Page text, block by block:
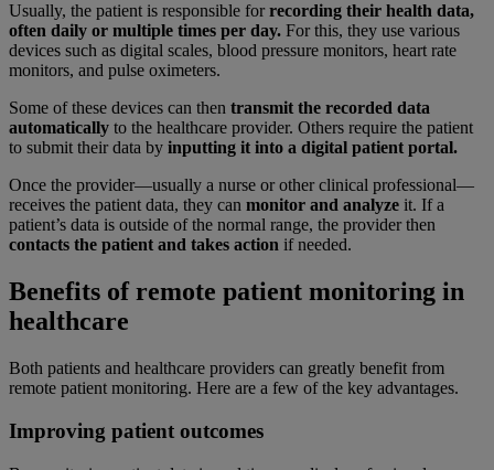
Usually, the patient is responsible forrecording their health data,
often daily or multiple times per day. For this, they use various
devices such as digital scales, blood pressure monitors, heart rate
monitors, and pulse oximeters.
Some of these devices can then transmit the recorded data
automatically to the healthcare provider. Others require the patient
to submit their data by inputting it into a digital patient portal.
Once the provider—usually a nurse or other clinical professional—
receives the patient data, they can monitor and analyze it. If a
patient’s data is outside of the normal range, the provider then
contacts the patient and takes action if needed.
Benefits of remote patient monitoring in
healthcare
Both patients and healthcare providers can greatly benefit from
remote patient monitoring. Here are a few of the key advantages.
Improving patient outcomes